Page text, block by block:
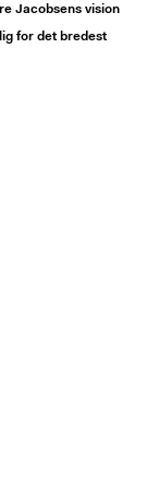
Jacobsens vision
for det bredest